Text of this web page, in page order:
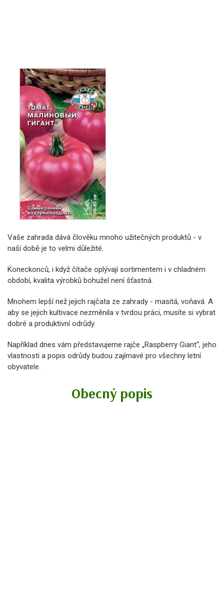
Vaše zahrada dává člověku mnoho užitečných produktů - v
naší době je to velmi důležité.
Koneckonců, i když čítače oplývají sortimentem i v chladném
období, kvalita výrobků bohužel není šťastná.
Mnohem lepší než jejich rajčata ze zahrady - masitá, voňavá. A
aby se jejich kultivace nezměnila v tvrdou práci, musíte si vybrat
dobré a produktivní odrůdy.
Například dnes vám představujeme rajče „Raspberry Giant“, jeho
vlastnosti a popis odrůdy budou zajímavé pro všechny letní
obyvatele.
Obecný popis